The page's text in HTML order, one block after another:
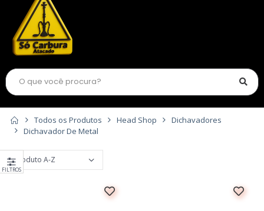
Todos os Produtos Head Shop
Dichavadores
Dichavador De Metal
FILTROS